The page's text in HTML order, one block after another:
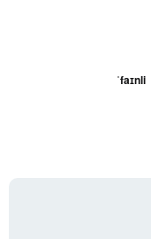
ˈfaɪnli